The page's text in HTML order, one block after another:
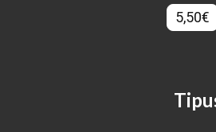
5,50€